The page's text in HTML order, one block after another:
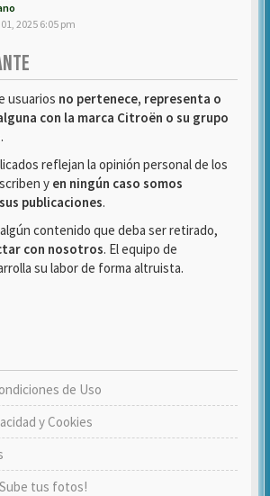
2025 6:05 pm
usuarios no pertenece, representa o
con la marca Citroën o su grupo
.
reflejan la opinión personal de los
y en ningún caso somos
publicaciones.
contenido que deba ser retirado,
con nosotros. El equipo de
su labor de forma altruista.
de Uso
y Cookies
tus fotos!